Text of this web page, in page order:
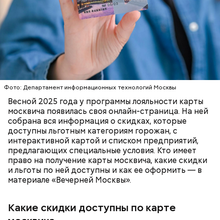
Фото: Департамент информационных технологий Москвы
Весной 2025 года у программы лояльности карты
москвича появилась своя онлайн-страница. На ней
собрана вся информация о скидках, которые
доступны льготным категориям горожан, с
интерактивной картой и списком предприятий,
предлагающих специальные условия. Кто имеет
право на получение карты москвича, какие скидки
и льготы по ней доступны и как ее оформить — в
материале «Вечерней Москвы».
Какие скидки доступны по карте
Скидки по карте москвича доступны в следующих
категориях:
товары для дома;
туризм (санатории, гостиницы, турфирмы).
ПОРТАЛ MOS.RU МОСКВА ЛЬГОТЫ
В настоящее время велоинфраструктура «Зеленого
кольца» реализована в пяти округах города,
подчеркнули в ЦОДД:
Подвал Мастера
Существуют несколько версий, какой именно дом
стал прототипом жилища Мастера. Но согласно
самой популярной — это подвал дома № 9, что в
Мансуровском переулке. Здесь жили друзья
Булгакова — братья Топлениновы. Писатель часто
приходил к ним в гости и работал над «Мастером и
Маргаритой».